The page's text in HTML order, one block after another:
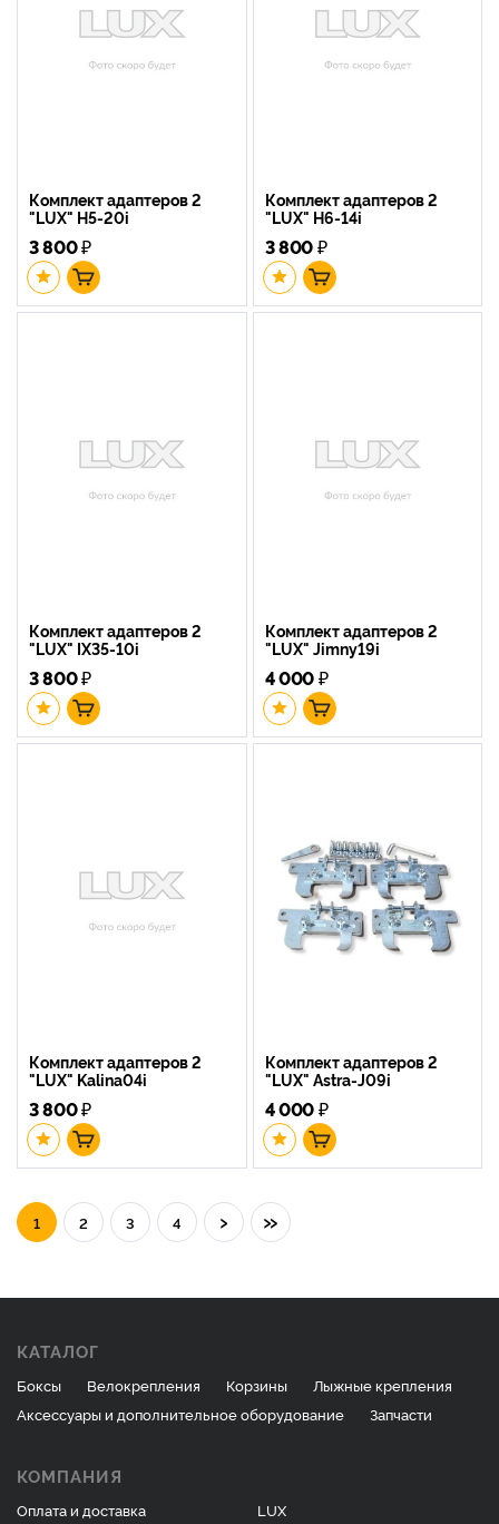
Комплект адаптеров 2
"LUX" H5-20i
3 800₽
Комплект адаптеров 2
"LUX" H6-14i
3 800₽
Комплект адаптеров 2
"LUX" IX35-10i
3 800₽
Комплект адаптеров 2
"LUX" Jimny19i
4 000₽
Комплект адаптеров 2
"LUX" Kalina04i
3 800₽
Комплект адаптеров 2
"LUX" Astra-J09i
4 000₽
1 2 3 4 › »
КАТАЛОГ
Боксы Велокрепления Корзины
Лыжные крепления
Аксессуары и дополнительное оборудование
Запчасти
КОМПАНИЯ
Оплата и доставка LUX